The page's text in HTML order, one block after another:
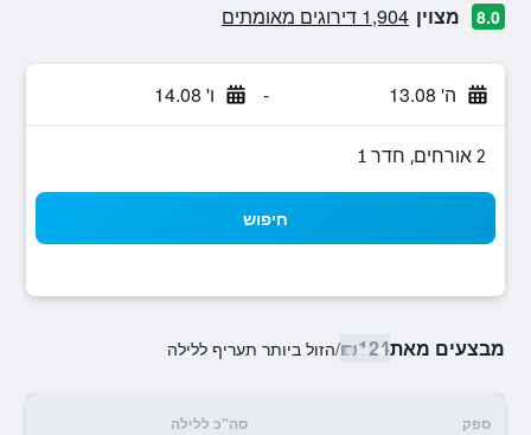
8.0 מצוין 1,904 דירוגים מאומתים
ה' 13.08 - ו' 14.08
2 אורחים, חדר 1
חיפוש
מבצעים מאת₪124
/הזול ביותר תעריף ללילה
ספק סה"כ ללילה